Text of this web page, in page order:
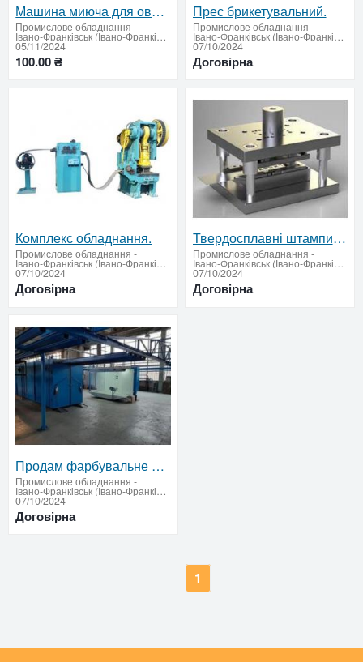
Машина миюча для овочів (щіткова)
Промислове обладнання -
Івано-Франківськ (Івано-Франківська область - придбати або продати)
05/11/2024
100.00 ₴
Прес брикетувальний.
Промислове обладнання -
Івано-Франківськ (Івано-Франківська область - придбати або продати)
07/10/2024
Договірна
Комплекс обладнання.
Промислове обладнання -
Івано-Франківськ (Івано-Франківська область - придбати або продати)
07/10/2024
Договірна
Твердосплавні штампи (робимо під замовлення).
Промислове обладнання -
Івано-Франківськ (Івано-Франківська область - придбати або продати)
07/10/2024
Договірна
Продам фарбувальне обладнання НАУТЕХ-НТ.
Промислове обладнання -
Івано-Франківськ (Івано-Франківська область - придбати або продати)
07/10/2024
Договірна
1